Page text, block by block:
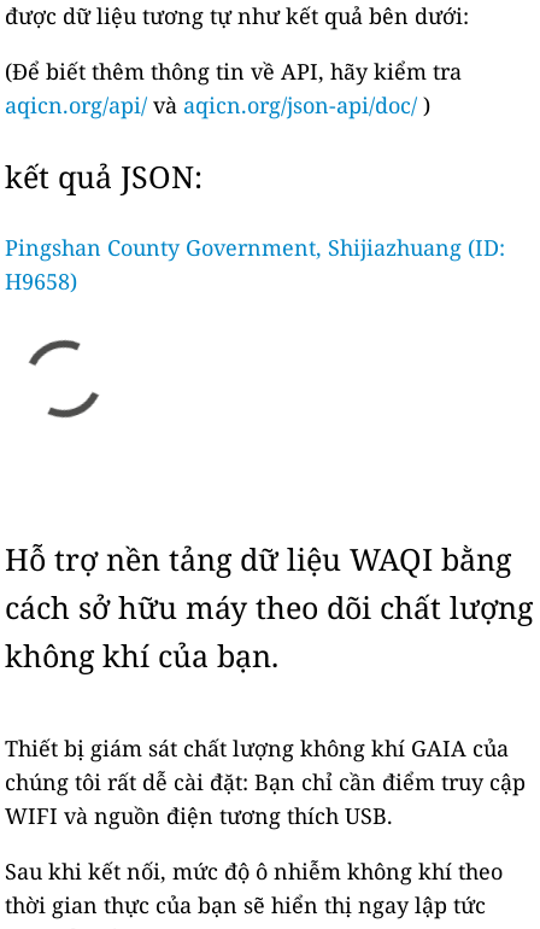
được dữ liệu tương tự như kết quả bên dưới:
(Để biết thêm thông tin về API, hãy kiểm tra
aqicn.org/api/ và aqicn.org/json-api/doc/ )
kết quả JSON:
Pingshan County Government, Shijiazhuang (ID:
H9658)
Hỗ trợ nền tảng dữ liệu WAQI bằng
cách sở hữu máy theo dõi chất lượng
không khí của bạn.
Thiết bị giám sát chất lượng không khí GAIA của
chúng tôi rất dễ cài đặt: Bạn chỉ cần điểm truy cập
WIFI và nguồn điện tương thích USB.
Sau khi kết nối, mức độ ô nhiễm không khí theo
thời gian thực của bạn sẽ hiển thị ngay lập tức